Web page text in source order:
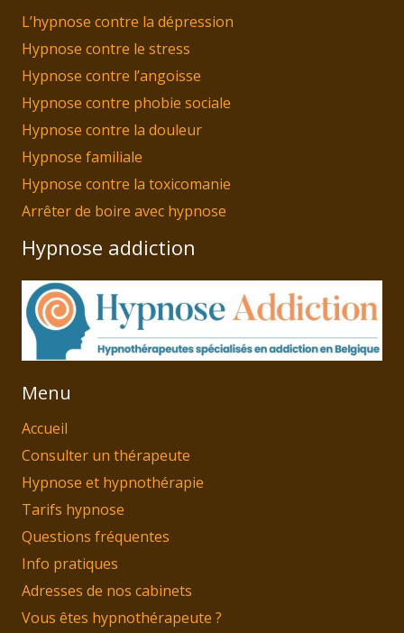
L’hypnose contre la dépression
Hypnose contre le stress
Hypnose contre l’angoisse
Hypnose contre phobie sociale
Hypnose contre la douleur
Hypnose familiale
Hypnose contre la toxicomanie
Arrêter de boire avec hypnose
Hypnose addiction
Menu
Accueil
Consulter un thérapeute
Hypnose et hypnothérapie
Tarifs hypnose
Questions fréquentes
Info pratiques
Adresses de nos cabinets
Vous êtes hypnothérapeute ?